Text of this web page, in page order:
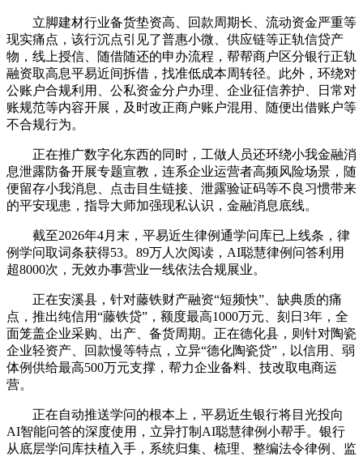
立脚建材行业备货垫资高、回款周期长、流动资金严重等
现实痛点，该行沉点引见了普惠小微、供应链等正轨信贷产
物，线上授信、随借随还的申办流程，帮帮商户区分银行正轨
融资取高息平易近间拆借，找准低成本周转径。此外，环绕对
公账户合规利用、公私资金分户办理、企业征信养护、日常对
账规范等内容开展，及时改正商户账户混用、随便出借账户等
不合规行为。
正在推广数字化东西的同时，工做人员还环绕小我金融消
息泄露防备开展专题宣教，连系企业运营者高频风险场景，随
便留存小我消息、点击目生链接、泄露验证码等不良习惯带来
的平安现患，指导大师加强现私认识，金融消息底线。
截至2026年4月末，平易近生律例通学问库已上线条，律
例学问取词条获得53。89万人次阅读，AI聪慧律例问答利用
超8000次，无效办事营业一线依法合规展业。
正在安溪县，针对藤铁财产融资“短频快”、缺典质的痛
点，推出纯信用“藤铁贷”，额度最高1000万元、刻日3年，全
面笼盖企业采购、出产、备货周期。正在德化县，则针对陶瓷
企业轻资产、回款慢等特点，立异“德化陶瓷贷”，以信用、弱
体例供给最高500万元支撑，帮力企业备料、技改取电商运
营。
正在自动推送学问的根本上，平易近生银行将目光投向
AI智能问答的深度使用，立异打制AI聪慧律例小帮手。银行
从底层学问库扶植入手，系统归集、梳理、整编法令律例、监